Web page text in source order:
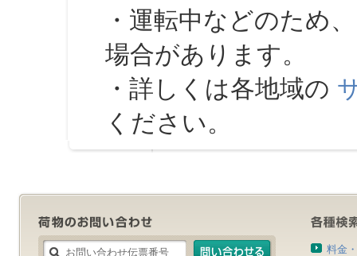
・運転中などのため
場合があります。
・詳しくは各地域の
ください。
料金